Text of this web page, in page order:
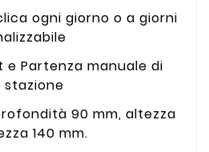
ogni giorno o a giorni
e Partenza manuale di
stazione
90 mm, altezza
140 mm.